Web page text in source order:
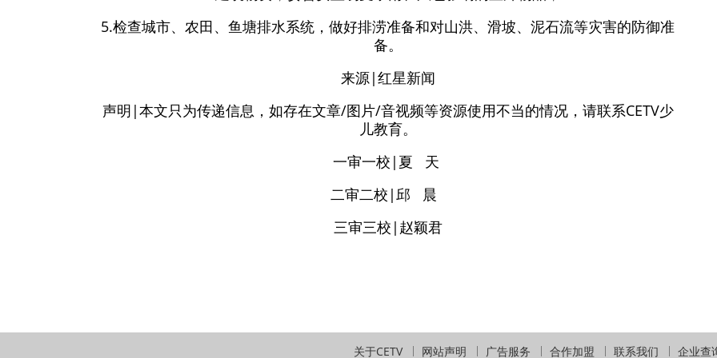
5.检查城市、农田、鱼塘排水系统，做好排涝准备和对山洪、滑坡、泥石流等灾害的防御准
备。
来源|红星新闻
声明|本文只为传递信息，如存在文章/图片/音视频等资源使用不当的情况，请联系CETV少
儿教育。
一审一校|夏 天
二审二校|邱 晨
三审三校|赵颖君
关于CETV 网站声明 广告服务 合作加盟 联系我们 企业查